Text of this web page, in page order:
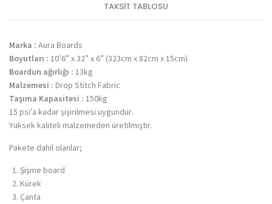
TAKSIT TABLOSU
Marka : Aura Boards
Boyutları : 10’6” x 32” x 6” (323cm x 82cm x 15cm)
Boardun ağırlığı : 13kg
Malzemesi : Drop Stitch Fabric
Taşıma Kapasitesi : 150kg
15 psi’a kadar şişirilmesi uygundur.
Yüksek kaliteli malzemeden üretilmiştir.
Pakete dahil olanlar;
Şişme board
Kürek
Çanta